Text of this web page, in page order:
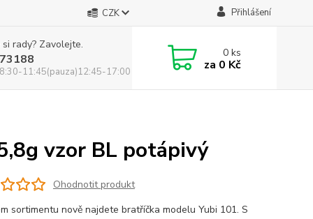
CZK Přihlášení
rady? Zavolejte.
11:45(pauza)12:45-17:00
0ks
za 0 Kč
vzor BL potápivý
Ohodnotit produkt
sortimentu nově najdete bratříčka modelu Yubi 101. S